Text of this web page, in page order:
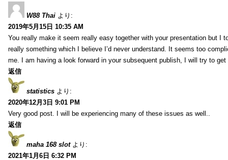
W88 Thai より:
2019年5月15日 10:35 AM
You really make it seem really easy together with your presentation but I
really something which I believe I’d never understand. It seems too
me. I am having a look forward in your subsequent publish, I will try to
返信
statistics より:
2020年12月3日 9:01 PM
Very good post. I will be experiencing many of these issues as well..
返信
maha 168 slot より:
2021年1月6日 6:32 PM